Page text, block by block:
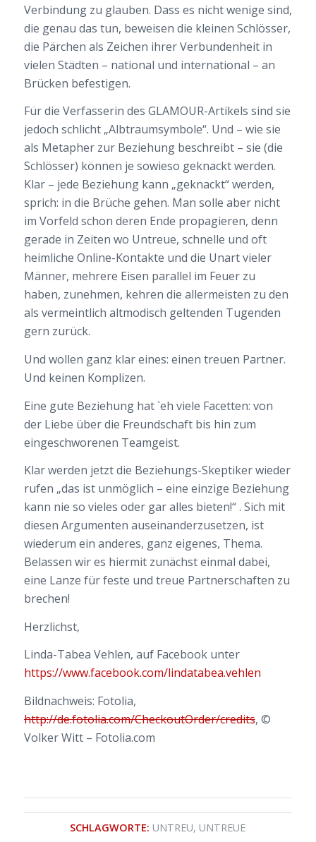
Verbindung zu glauben. Dass es nicht wenige sind,
die genau das tun, beweisen die kleinen Schlösser,
die Pärchen als Zeichen ihrer Verbundenheit in
vielen Städten – national und international – an
Brücken befestigen.
Für die Verfasserin des GLAMOUR-Artikels sind sie
jedoch schlicht „Albtraumsymbole“. Und – wie sie
als Metapher zur Beziehung beschreibt – sie (die
Schlösser) können je sowieso geknackt werden.
Klar – jede Beziehung kann „geknackt“ werden,
sprich: in die Brüche gehen. Man solle aber nicht
im Vorfeld schon deren Ende propagieren, denn
gerade in Zeiten wo Untreue, schnelle und oft
heimliche Online-Kontakte und die Unart vieler
Männer, mehrere Eisen parallel im Feuer zu
haben, zunehmen, kehren die allermeisten zu den
als vermeintlich altmodisch geltenden Tugenden
gern zurück.
Und wollen ganz klar eines: einen treuen Partner.
Und keinen Komplizen.
Eine gute Beziehung hat `eh viele Facetten: von
der Liebe über die Freundschaft bis hin zum
eingeschworenen Teamgeist.
Klar werden jetzt die Beziehungs-Skeptiker wieder
rufen „das ist unmöglich – eine einzige Beziehung
kann nie so vieles oder gar alles bieten!“ . Sich mit
diesen Argumenten auseinanderzusetzen, ist
wiederum ein anderes, ganz eigenes, Thema.
Belassen wir es hiermit zunächst einmal dabei,
eine Lanze für feste und treue Partnerschaften zu
brechen!
Herzlichst,
Linda-Tabea Vehlen, auf Facebook unter
https://www.facebook.com/lindatabea.vehlen
Bildnachweis: Fotolia,
http://de.fotolia.com/CheckoutOrder/credits, ©
Volker Witt – Fotolia.com
SCHLAGWORTE: UNTREU, UNTREUE